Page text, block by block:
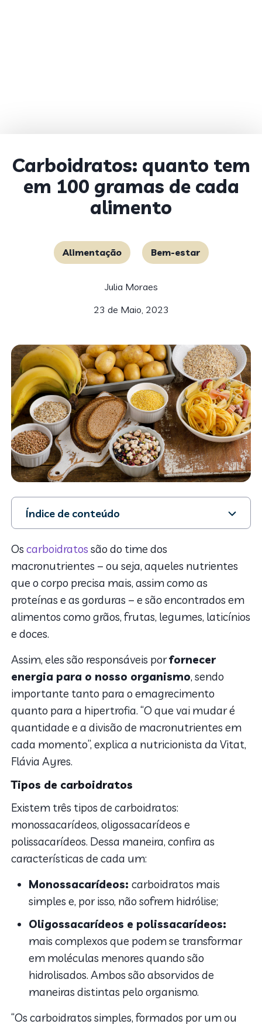
Carboidratos: quanto tem
em 100 gramas de cada
alimento
Alimentação Bem-estar
Julia Moraes
23 de Maio, 2023
Índice de conteúdo
1. Tipos de carboidratos
2. Como consumir
3. Quanto tem de carboidrato em 100 gramas de
Oscarboidratos são do time dos
macronutrientes – ou seja, aqueles nutrientes
que o corpo precisa mais, assim como as
proteínas e as gorduras – e são encontrados em
alimentos como grãos, frutas, legumes, laticínios
e doces.
Assim, eles são responsáveis porfornecer
energia para o nosso organismo, sendo
importante tanto para o emagrecimento
quanto para a hipertrofia. “O que vai mudar é
quantidade e a divisão de macronutrientes em
cada momento”, explica a nutricionista da Vitat,
Flávia Ayres.
Tipos de carboidratos
Existem três tipos de carboidratos:
monossacarídeos, oligossacarídeos e
polissacarídeos. Dessa maneira, confira as
características de cada um:
Monossacarídeos:carboidratos mais
simples e, por isso, não sofrem hidrólise;
Oligossacarídeos e polissacarídeos:
mais complexos que podem se transformar
em moléculas menores quando são
hidrolisados. Ambos são absorvidos de
maneiras distintas pelo organismo.
“Os carboidratos simples, formados por um ou